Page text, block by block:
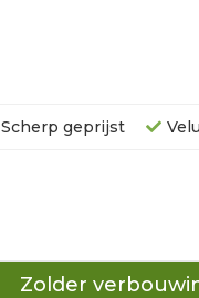
Scherp geprijst
Zolder